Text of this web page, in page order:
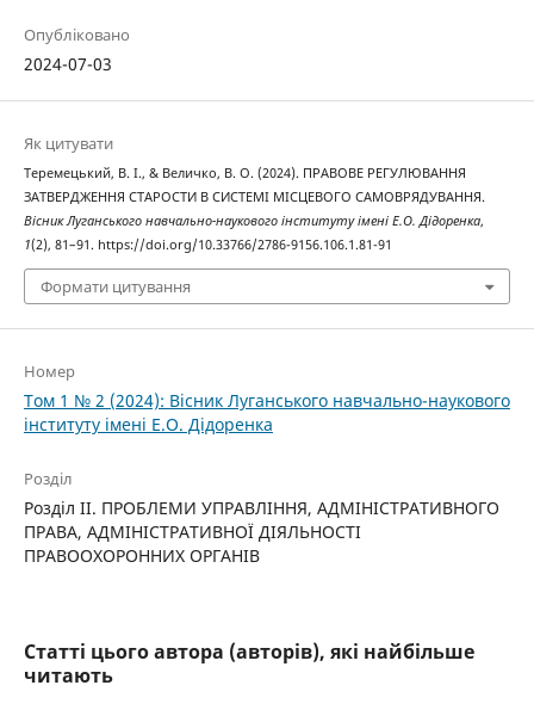
Опубліковано
2024-07-03
Як цитувати
Теремецький, В. І., & Величко, В. О. (2024). ПРАВОВЕ РЕГУЛЮВАННЯ
ЗАТВЕРДЖЕННЯ СТАРОСТИ В СИСТЕМІ МІСЦЕВОГО САМОВРЯДУВАННЯ.
Вісник Луганського навчально-наукового інституту імені Е.О. Дідоренка,
1(2), 81–91. https://doi.org/10.33766/2786-9156.106.1.81-91
Формати цитування
Номер
Том 1 № 2 (2024): Вісник Луганського навчально-наукового
інституту імені Е.О. Дідоренка
Розділ
Розділ II. ПРОБЛЕМИ УПРАВЛІННЯ, АДМІНІСТРАТИВНОГО
ПРАВА, АДМІНІСТРАТИВНОЇ ДІЯЛЬНОСТІ
ПРАВООХОРОННИХ ОРГАНІВ
Статті цього автора (авторів), які найбільше
читають